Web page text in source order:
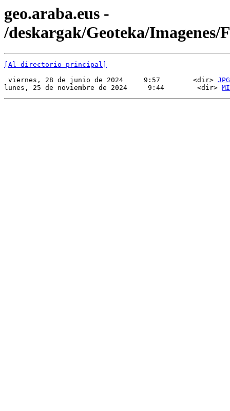
geo.araba.eus -
/deskargak/Geoteka/Imagenes/
[Al directorio principal]
viernes, 28 de junio de 2024     9:57        <dir> JPG
lunes, 25 de noviembre de 2024     9:44        <dir>